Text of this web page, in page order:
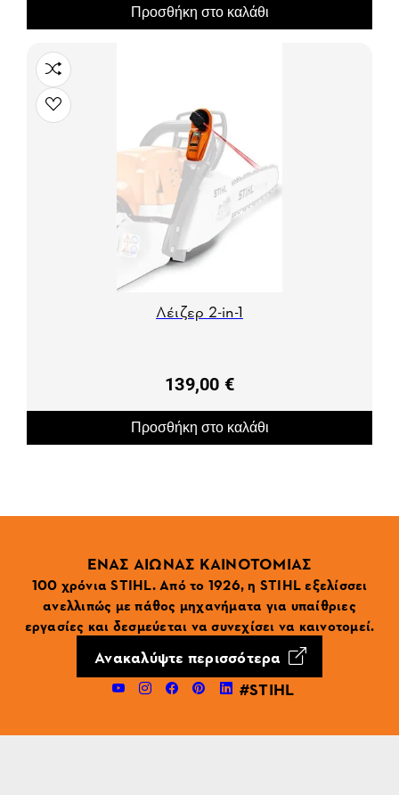
Προσθήκη στο καλάθι
Λέιζερ 2-in-1
139,00 €
Προσθήκη στο καλάθι
ΕΝΑΣ ΑΙΩΝΑΣ ΚΑΙΝΟΤΟΜΙΑΣ
100 χρόνια STIHL. Από το 1926, η STIHL εξελίσσει
ανελλιπώς με πάθος μηχανήματα για υπαίθριες
εργασίες και δεσμεύεται να συνεχίσει να καινοτομεί.
Ανακαλύψτε περισσότερα
#STIHL